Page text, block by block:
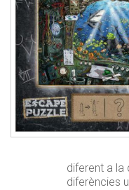
diferent a la
diferències